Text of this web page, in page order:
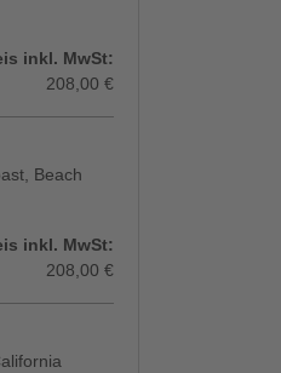
inkl. MwSt:
208,00 €
Beach
inkl. MwSt:
208,00 €